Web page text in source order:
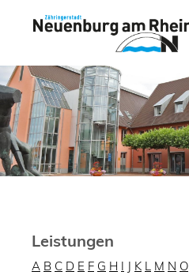
Leistungen
A B C D E F G H I J K L M N O